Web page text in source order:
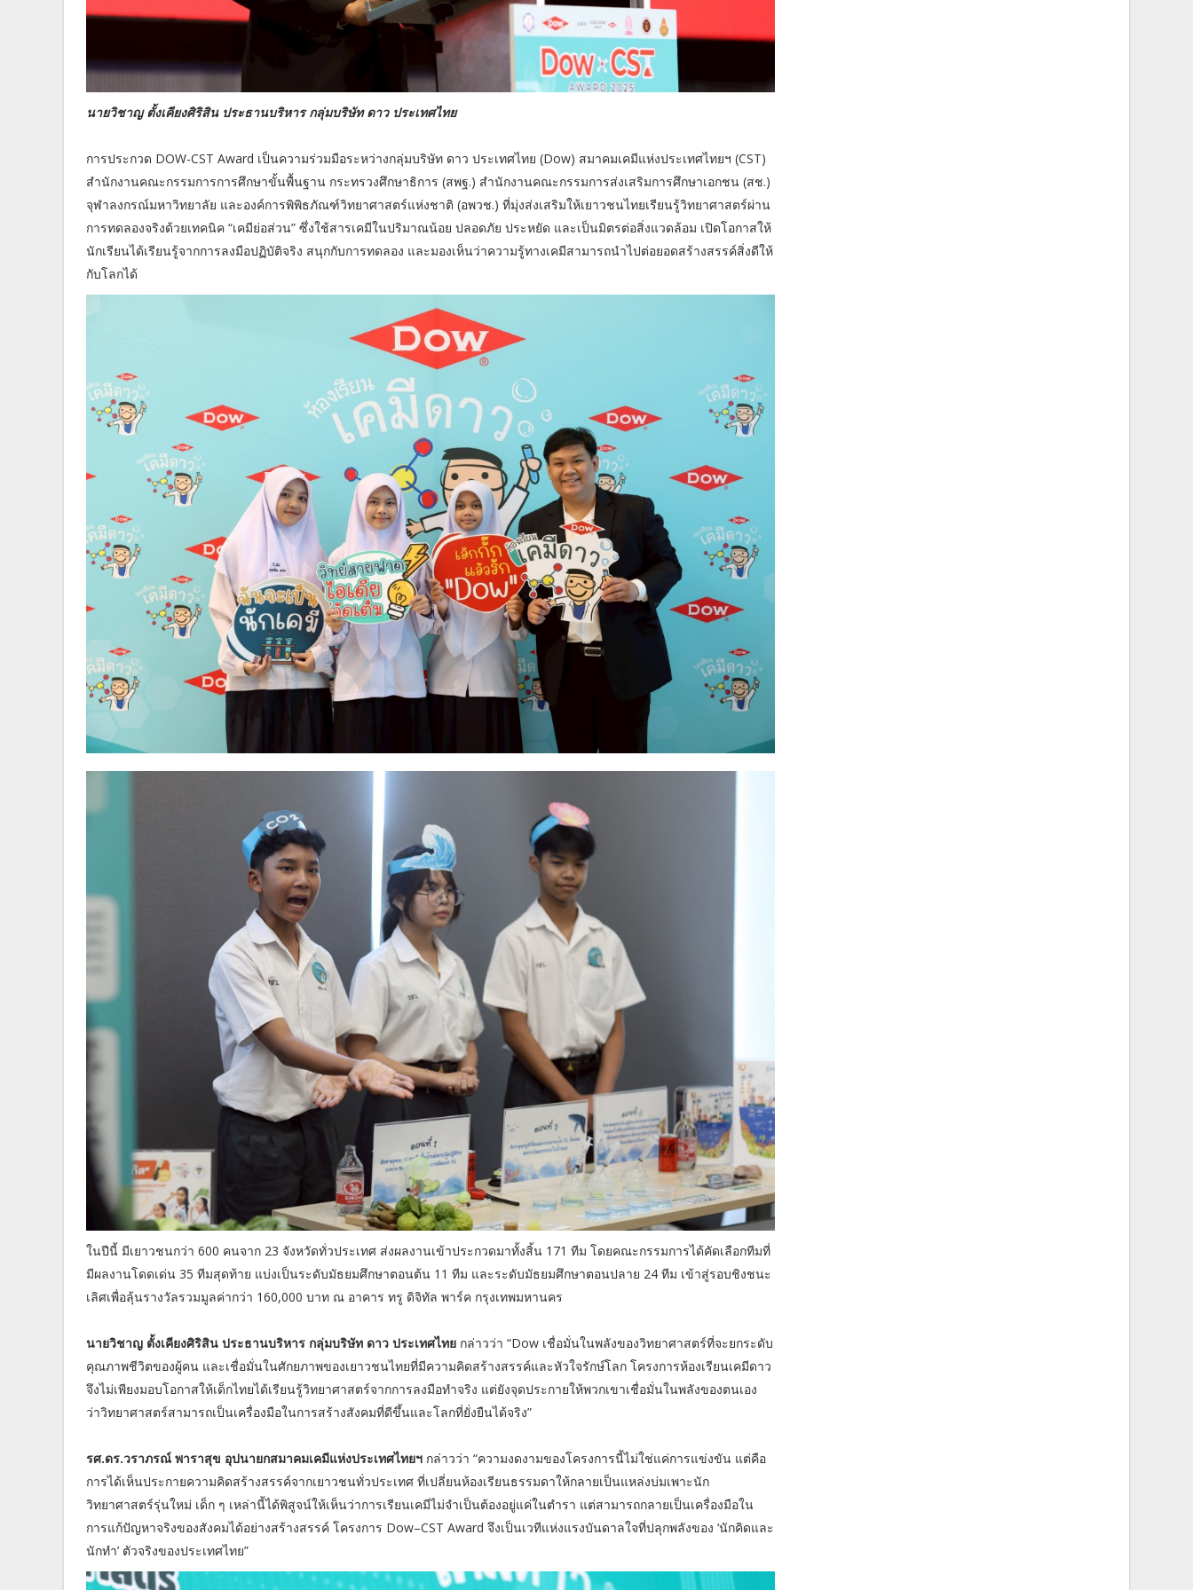
นายวิชาญ ตั้งเคียงศิริสิน ประธานบริหาร กลุ่มบริษัท ดาว ประเทศไทย
การประกวด DOW-CST Award เป็นความร่วมมือระหว่างกลุ่มบริษัท ดาว ประเทศไทย (Dow) สมาคมเคมีแห่งประเทศไทยฯ (CST)
สำนักงานคณะกรรมการการศึกษาขั้นพื้นฐาน กระทรวงศึกษาธิการ (สพฐ.) สำนักงานคณะกรรมการส่งเสริมการศึกษาเอกชน (สช.)
จุฬาลงกรณ์มหาวิทยาลัย และองค์การพิพิธภัณฑ์วิทยาศาสตร์แห่งชาติ (อพวช.) ที่มุ่งส่งเสริมให้เยาวชนไทยเรียนรู้วิทยาศาสตร์ผ่าน
การทดลองจริงด้วยเทคนิค “เคมีย่อส่วน” ซึ่งใช้สารเคมีในปริมาณน้อย ปลอดภัย ประหยัด และเป็นมิตรต่อสิ่งแวดล้อม เปิดโอกาสให้
นักเรียนได้เรียนรู้จากการลงมือปฏิบัติจริง สนุกกับการทดลอง และมองเห็นว่าความรู้ทางเคมีสามารถนำไปต่อยอดสร้างสรรค์สิ่งดีให้
กับโลกได้
ในปีนี้ มีเยาวชนกว่า 600 คนจาก 23 จังหวัดทั่วประเทศ ส่งผลงานเข้าประกวดมาทั้งสิ้น 171 ทีม โดยคณะกรรมการได้คัดเลือกทีมที่
มีผลงานโดดเด่น 35 ทีมสุดท้าย แบ่งเป็นระดับมัธยมศึกษาตอนต้น 11 ทีม และระดับมัธยมศึกษาตอนปลาย 24 ทีม เข้าสู่รอบชิงชนะ
เลิศเพื่อลุ้นรางวัลรวมมูลค่ากว่า 160,000 บาท ณ อาคาร ทรู ดิจิทัล พาร์ค กรุงเทพมหานคร
นายวิชาญ ตั้งเคียงศิริสิน ประธานบริหาร กลุ่มบริษัท ดาว ประเทศไทย กล่าวว่า “Dow เชื่อมั่นในพลังของวิทยาศาสตร์ที่จะยกระดับ
คุณภาพชีวิตของผู้คน และเชื่อมั่นในศักยภาพของเยาวชนไทยที่มีความคิดสร้างสรรค์และหัวใจรักษ์โลก โครงการห้องเรียนเคมีดาว
จึงไม่เพียงมอบโอกาสให้เด็กไทยได้เรียนรู้วิทยาศาสตร์จากการลงมือทำจริง แต่ยังจุดประกายให้พวกเขาเชื่อมั่นในพลังของตนเอง
ว่าวิทยาศาสตร์สามารถเป็นเครื่องมือในการสร้างสังคมที่ดีขึ้นและโลกที่ยั่งยืนได้จริง”
รศ.ดร.วราภรณ์ พาราสุข อุปนายกสมาคมเคมีแห่งประเทศไทยฯ กล่าวว่า “ความงดงามของโครงการนี้ไม่ใช่แค่การแข่งขัน แต่คือ
การได้เห็นประกายความคิดสร้างสรรค์จากเยาวชนทั่วประเทศ ที่เปลี่ยนห้องเรียนธรรมดาให้กลายเป็นแหล่งบ่มเพาะนัก
วิทยาศาสตร์รุ่นใหม่ เด็ก ๆ เหล่านี้ได้พิสูจน์ให้เห็นว่าการเรียนเคมีไม่จำเป็นต้องอยู่แค่ในตำรา แต่สามารถกลายเป็นเครื่องมือใน
การแก้ปัญหาจริงของสังคมได้อย่างสร้างสรรค์ โครงการ Dow–CST Award จึงเป็นเวทีแห่งแรงบันดาลใจที่ปลุกพลังของ ‘นักคิดและ
นักทำ’ ตัวจริงของประเทศไทย”